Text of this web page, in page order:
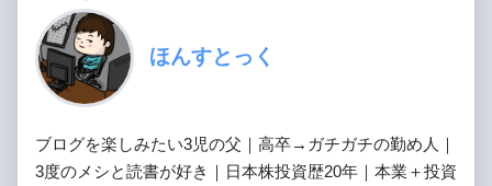
ほんすとっく
ブログを楽しみたい3児の父｜高卒→ガチガチの勤め人｜
3度のメシと読書が好き｜日本株投資歴20年｜本業＋投資